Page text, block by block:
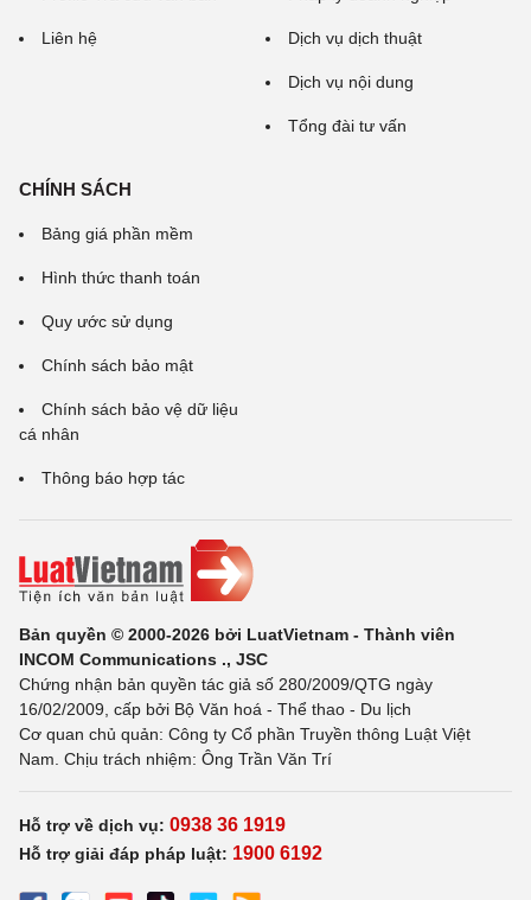
Liên hệ Dịch vụ dịch thuật
Dịch vụ nội dung
Tổng đài tư vấn
CHÍNH SÁCH
Bảng giá phần mềm
Hình thức thanh toán
Quy ước sử dụng
Chính sách bảo mật
Chính sách bảo vệ dữ liệu
cá nhân
Thông báo hợp tác
Bản quyền © 2000-2026 bởi LuatVietnam - Thành viên
INCOM Communications ., JSC
Chứng nhận bản quyền tác giả số 280/2009/QTG ngày
16/02/2009, cấp bởi Bộ Văn hoá - Thể thao - Du lịch
Cơ quan chủ quản: Công ty Cổ phần Truyền thông Luật Việt
Nam. Chịu trách nhiệm: Ông Trần Văn Trí
Hỗ trợ về dịch vụ: 0938 36 1919
Hỗ trợ giải đáp pháp luật: 1900 6192